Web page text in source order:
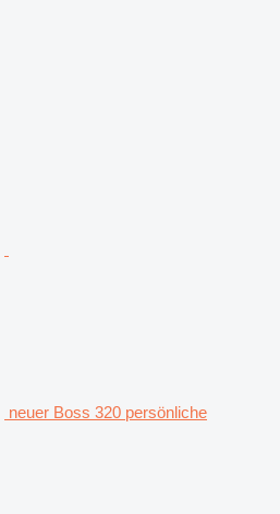
neuer Boss 320 persönliche